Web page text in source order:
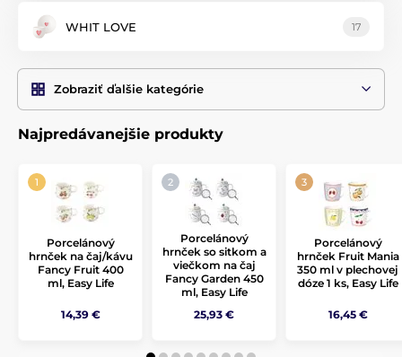
WHIT LOVE 17
Zobraziť ďalšie kategórie
Najpredávanejšie produkty
Porcelánový
hrnček na čaj/kávu
Fancy Fruit 400
ml, Easy Life
14,39 €
Porcelánový
hrnček so sitkom a
viečkom na čaj
Fancy Garden 450
ml, Easy Life
25,93 €
Porcelánový
hrnček Fruit Mania
350 ml v plechovej
dóze 1 ks, Easy Life
16,45 €